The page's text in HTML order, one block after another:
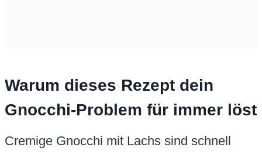
Warum dieses Rezept dein
Gnocchi-Problem für immer löst
Cremige Gnocchi mit Lachs sind schnell